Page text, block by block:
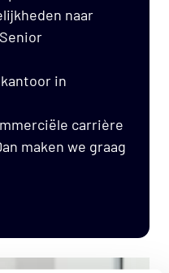
naar
in
carrière
maken we graag